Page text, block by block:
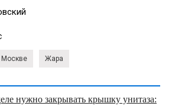
Москве Жара
нужно закрывать крышку унитаза: